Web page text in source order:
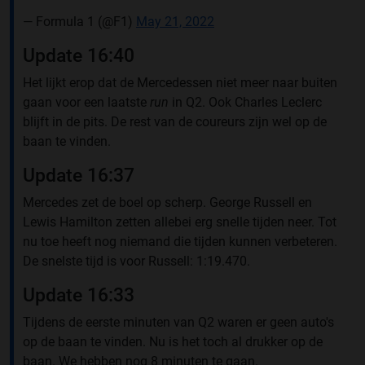
— Formula 1 (@F1) May 21, 2022
Update 16:40
Het lijkt erop dat de Mercedessen niet meer naar buiten
gaan voor een laatste run in Q2. Ook Charles Leclerc
blijft in de pits. De rest van de coureurs zijn wel op de
baan te vinden.
Update 16:37
Mercedes zet de boel op scherp. George Russell en
Lewis Hamilton zetten allebei erg snelle tijden neer. Tot
nu toe heeft nog niemand die tijden kunnen verbeteren.
De snelste tijd is voor Russell: 1:19.470.
Update 16:33
Tijdens de eerste minuten van Q2 waren er geen auto's
op de baan te vinden. Nu is het toch al drukker op de
baan. We hebben nog 8 minuten te gaan.